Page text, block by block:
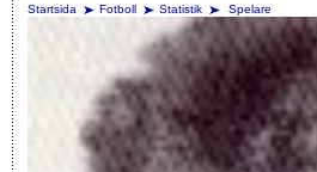
Startsida
Fotboll Statistik Spelare